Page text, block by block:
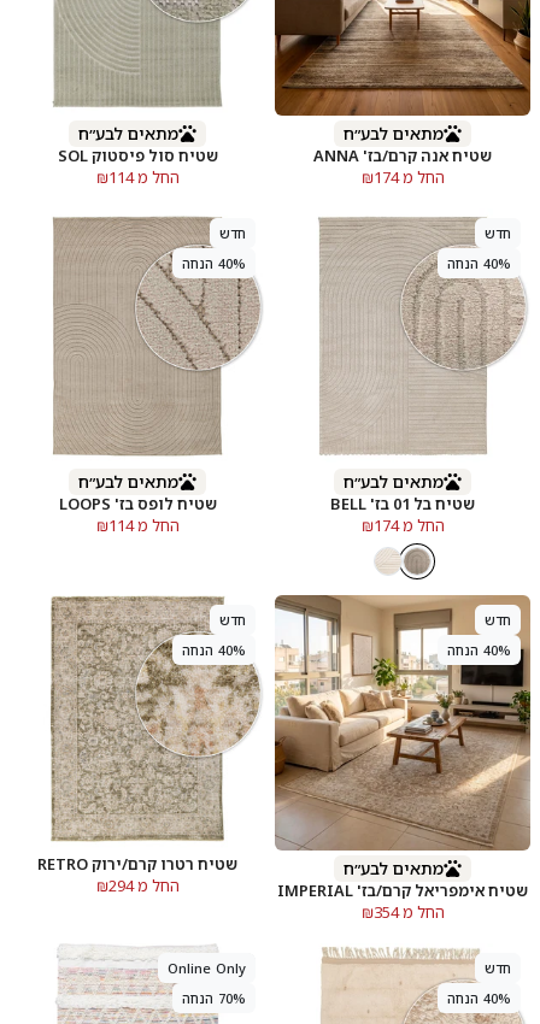
מתאים לבע״ח
שטיח אנה קרם/בז' ANNA
החל מ ₪174
מתאים לבע״ח
שטיח סול פיסטוק SOL
החל מ ₪114
חדש
40% הנחה
מתאים לבע״ח
שטיח בל 01 בז' BELL
החל מ ₪174
חדש
40% הנחה
מתאים לבע״ח
שטיח לופס בז' LOOPS
החל מ ₪114
חדש
40% הנחה
מתאים לבע״ח
שטיח אימפריאל קרם/בז' IMPERIAL
החל מ ₪354
חדש
40% הנחה
שטיח רטרו קרם/ירוק RETRO
החל מ ₪294
חדש
40% הנחה
אזל
Online Only
70% הנחה